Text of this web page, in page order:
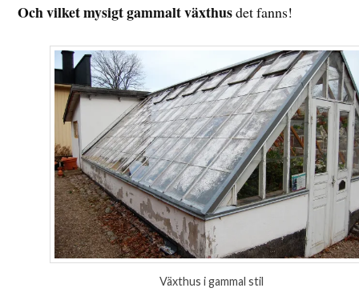
Och vilket mysigt gammalt växthusdet fanns!
Växthus i gammal stil